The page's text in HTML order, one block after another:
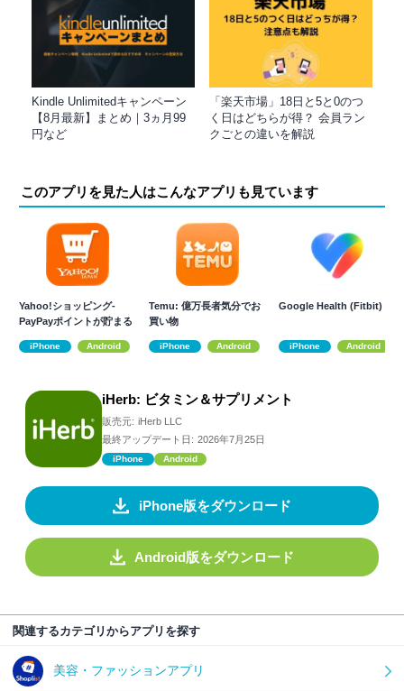
Kindle Unlimitedキャンペーン
【8月最新】まとめ｜3ヵ月99
円など
「楽天市場」18日と5と0のつ
く日はどちらが得？ 会員ラン
クごとの違いを解説
このアプリを見た人はこんなアプリも見ています
Yahoo!ショッピング-
PayPayポイントが貯まる
iPhone Android
Temu: 億万長者気分でお
買い物
iPhone Android
Google Health (Fitbit)
iPhone Android
iHerb: ビタミン＆サプリメント
販売元: iHerb LLC
最終アップデート日: 2026年7月25日
iPhone Android
iPhone版をダウンロード
Android版をダウンロード
関連するカテゴリからアプリを探す
美容・ファッションアプリ